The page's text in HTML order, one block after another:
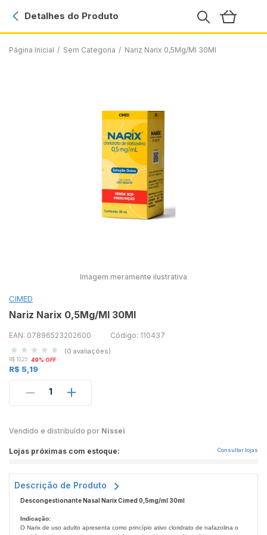
Página Inicial / Sem Categoria / Nariz Narix 0,5Mg/Ml 30Ml
Detalhes do Produto
Imagem meramente ilustrativa
CIMED
Nariz Narix 0,5Mg/Ml 30Ml
EAN: 07896523202600 Código: 110437
(0 avaliações)
R$ 10,25 49% OFF
R$ 5,19
1
Vendido e distribuído por Nissei
Lojas próximas com estoque: Consultar lojas
Descrição de Produto
Descongestionante Nasal Narix Cimed 0,5mg/ml 30ml
Indicação:
O Narix de uso adulto apresenta como princípio ativo cloridrato de nafazolina o